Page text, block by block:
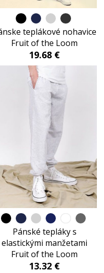
teplákové nohavice
Fruit of the Loom
19.68 €
Pánské tepláky s
elastickými manžetami
Fruit of the Loom
13.32 €